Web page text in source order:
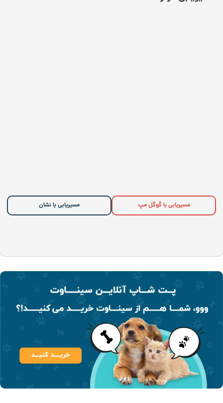
مسیریابی با گوگل مپ مسیریابی با نشان